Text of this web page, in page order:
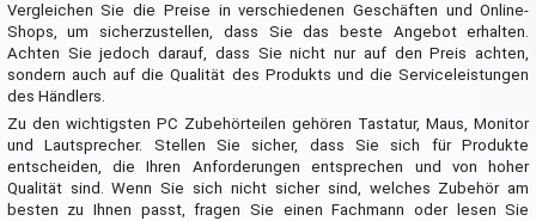
Vergleichen Sie die Preise in verschiedenen Geschäften und Online-
Shops, um sicherzustellen, dass Sie das beste Angebot erhalten.
Achten Sie jedoch darauf, dass Sie nicht nur auf den Preis achten,
sondern auch auf die Qualität des Produkts und die Serviceleistungen
des Händlers.
Zu den wichtigsten PC Zubehörteilen gehören Tastatur, Maus, Monitor
und Lautsprecher. Stellen Sie sicher, dass Sie sich für Produkte
entscheiden, die Ihren Anforderungen entsprechen und von hoher
Qualität sind. Wenn Sie sich nicht sicher sind, welches Zubehör am
besten zu Ihnen passt, fragen Sie einen Fachmann oder lesen Sie